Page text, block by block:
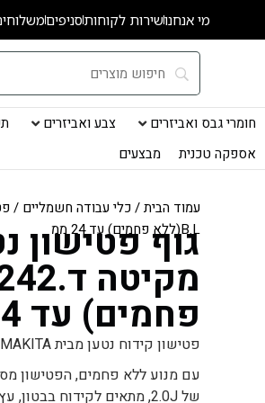
מי אנחנושירות לקוחותסניפים
חומרי גבס ואביזרים צבע ואביזרים
אספקה טכנית
מבצעים
עמוד הבית/כלי עבודה חשמליים /
B.L(ללא פחמים) עד 24 ממ
פחמים) עד 24 ממ
פטישון קידוח נטען מבית MAKITA מציע חדשנות וביצועים ברמה גבוהה.
של 2.0J, מתאים לקידוח בבטון, עץ ומתכת.